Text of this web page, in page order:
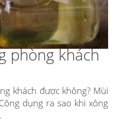
phòng khách
khách được không? Mùi
dụng ra sao khi xông